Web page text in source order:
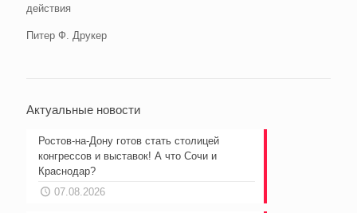
действия
Питер Ф. Друкер
Актуальные новости
Ростов-на-Дону готов стать столицей
конгрессов и выставок! А что Сочи и
Краснодар?
07.08.2026